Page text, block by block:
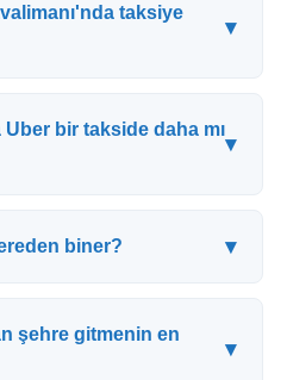
taksiye
▾
Uber bir takside daha mı
▾
biner? ▾
şehre gitmenin en
▾